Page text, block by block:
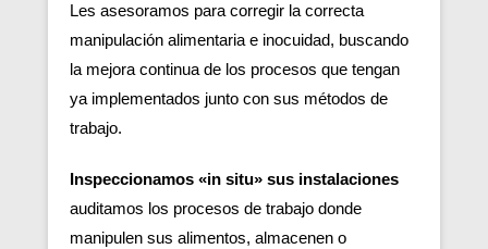
Les asesoramos para corregir la correcta
manipulación alimentaria e inocuidad, buscando
la mejora continua de los procesos que tengan
ya implementados junto con sus métodos de
trabajo.
Inspeccionamos «in situ» sus instalaciones
auditamos los procesos de trabajo donde
manipulen sus alimentos, almacenen o